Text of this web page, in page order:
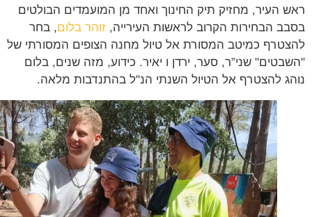
העיר, מחזיק תיק החינוך ואחד מן המועמדים הבולטים
הבחירות הקרוב לראשות העירייה,זוהר בלום, בחר
כמיטב המסורת אל טיול מחנה הצופים המסורתי של
שני”ר, סער, ירדן ו יאיר. כידוע, מזה שנים, בלום
להצטרף אל הטיול השנתי הנ"ל בהתנדבות מלאה.